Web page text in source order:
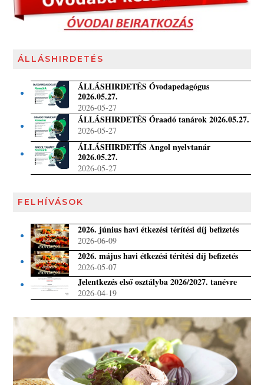
ÁLLÁSHIRDETÉS
ÁLLÁSHIRDETÉS Óvodapedagógus
2026.05.27.
2026-05-27
ÁLLÁSHIRDETÉS Óraadó tanárok 2026.05.27.
2026-05-27
ÁLLÁSHIRDETÉS Angol nyelvtanár
2026.05.27.
2026-05-27
FELHÍVÁSOK
2026. június havi étkezési térítési díj befizetés
2026-06-09
2026. május havi étkezési térítési díj befizetés
2026-05-07
Jelentkezés első osztályba 2026/2027. tanévre
2026-04-19